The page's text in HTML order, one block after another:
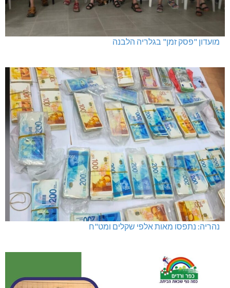
מועדון "פסק זמן" בגלריה הלבנה
נהריה: נתפסו מאות אלפי שקלים ומט"ח